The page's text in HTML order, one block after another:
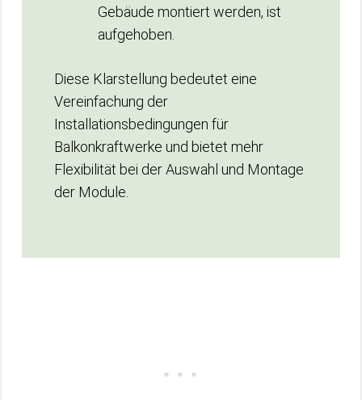
Gebäude montiert werden, ist
aufgehoben.
Diese Klarstellung bedeutet eine
Vereinfachung der
Installationsbedingungen für
Balkonkraftwerke und bietet mehr
Flexibilität bei der Auswahl und Montage
der Module.